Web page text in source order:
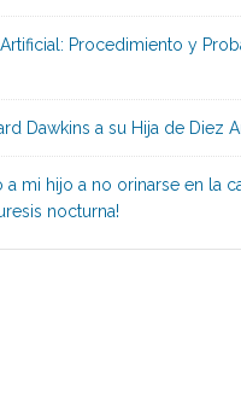
Procedimiento y
Dawkins a su Hija de Diez
a mi hijo a no orinarse en la
nocturna!